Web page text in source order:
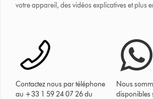
votre appareil, des vidéos explicatives et plus
Contactez nous par téléphone
au +33 1 59 24 07 26 du
Nous
disponibles